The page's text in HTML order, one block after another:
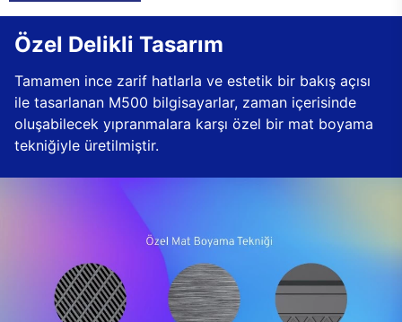
Özel Delikli Tasarım
Tamamen ince zarif hatlarla ve estetik bir bakış açısı
ile tasarlanan M500 bilgisayarlar, zaman içerisinde
oluşabilecek yıpranmalara karşı özel bir mat boyama
tekniğiyle üretilmiştir.